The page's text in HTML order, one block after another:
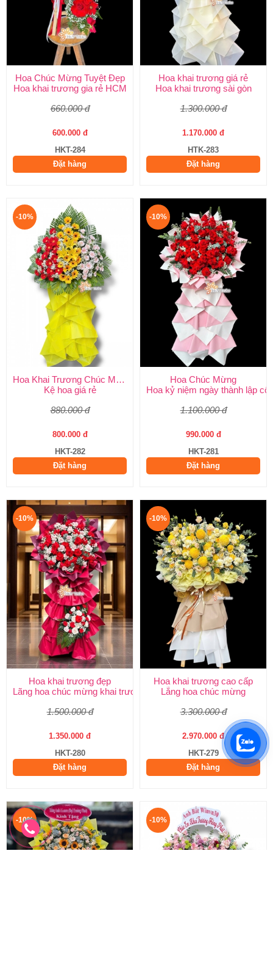
Hoa Chúc Mừng Tuyệt Đẹp
Hoa khai trương gia rẻ HCM
660.000 đ
600.000 đ
HKT-284
Đặt hàng
Hoa khai trương giá rẻ
Hoa khai trương sài gòn
1.300.000 đ
1.170.000 đ
HTK-283
Đặt hàng
-10%
Hoa Khai Trương Chúc Mừng
Kệ hoa giá rẻ
880.000 đ
800.000 đ
HKT-282
Đặt hàng
-10%
Hoa Chúc Mừng
Hoa kỷ niệm ngày thành lập
1.100.000 đ
990.000 đ
HKT-281
Đặt hàng
-10%
Hoa khai trương đẹp
Lãng hoa chúc mừng khai trương
1.500.000 đ
1.350.000 đ
HKT-280
Đặt hàng
-10%
Hoa khai trương cao cấp
Lẵng hoa chúc mừng
3.300.000 đ
2.970.000 đ
HKT-279
Đặt hàng
-10% -10%